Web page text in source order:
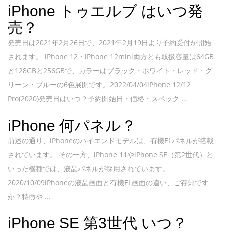
iPhone トゥエルブ はいつ発
売？
発売日は2021年2月26日で、2021年2月19日より予約受付が開始
されます。 iPhone 12・iPhone 12mini両方とも取扱容量は64GB
と128GBと256GBで、カラーはブラック・ホワイト・レッド・グ
リーン・ブルーの6色展開です。2022/04/04iPhone 12/12
Pro(2020)発売日はいつ？予約開始日・価格・スペック ...
iPhone 何パネル？
前述の通り、iPhoneのハイエンドモデルは、有機ELパネルが搭載
されています。 その一方、iPhone 11やiPhone SE（第2世代）と
いった機種では、液晶パネルが採用されています。
2020/10/09iPhoneの液晶画面と有機EL画面の違い、ご存知です
か？特徴や ...
iPhone SE 第3世代 いつ？